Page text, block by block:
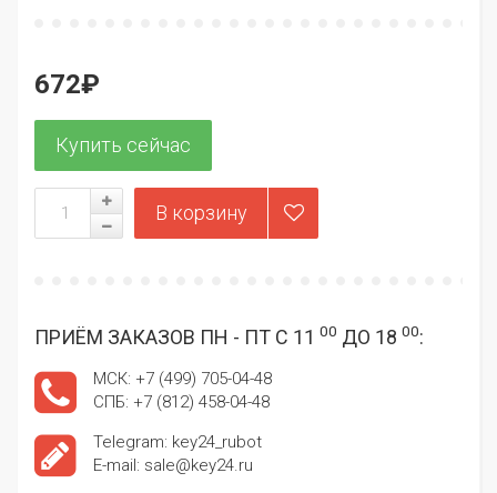
672₽
ПРИЁМ ЗАКАЗОВ ПН - ПТ С 11 00 ДО 18 00:
МСК: +7 (499) 705-04-48
СПБ: +7 (812) 458-04-48
Telegram: key24_rubot
E-mail: sale@key24.ru